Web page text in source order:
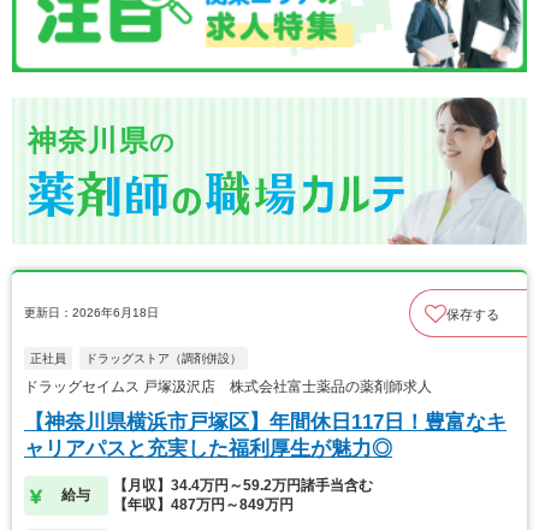
神奈川県の
更新日：2026年6月18日 保存する
正社員 ドラッグストア（調剤併設）
ドラッグセイムス 戸塚汲沢店 株式会社富士薬品の薬剤師求人
【神奈川県横浜市戸塚区】年間休日117日！豊富なキ
ャリアパスと充実した福利厚生が魅力◎
給与
【月収】34.4万円～59.2万円諸手当含む
【年収】487万円～849万円